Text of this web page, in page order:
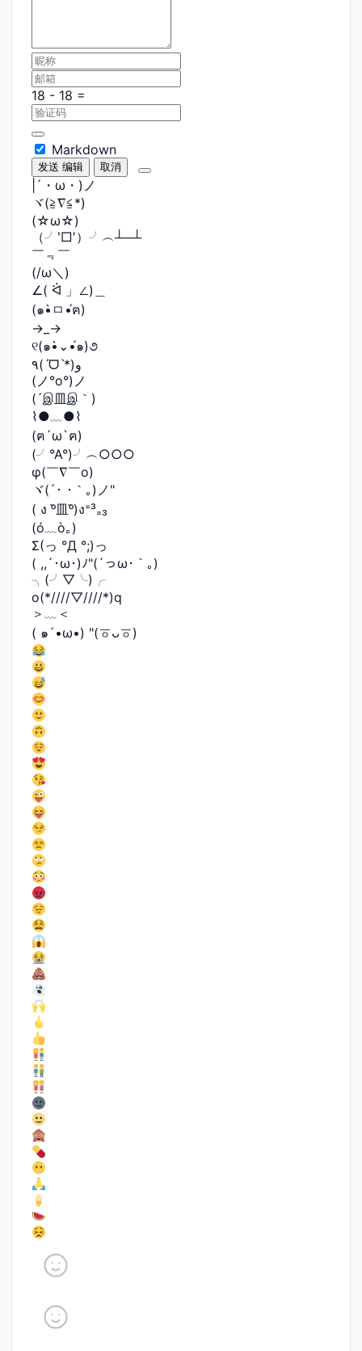
Markdown
发送 编辑 取消
|´・ω・)ノ
ヾ(≧∇≦*)ゝ
(☆ω☆)
（╯‵□′）╯︵┴─┴
￣﹃￣
(/ω＼)
∠( ᐛ 」∠)＿
(๑•̀ㅁ•́ฅ)
→_→
୧(๑•̀⌄•́๑)૭
٩(ˊᗜˋ*)و
(ノ°ο°)ノ
(´இ皿இ｀)
⌇●﹏●⌇
(ฅ´ω`ฅ)
(╯°A°)╯︵○○○
φ(￣∇￣o)
ヾ(´･ ･｀｡)ノ"
( ง ᵒ̌皿ᵒ̌)ง⁼³₌₃
(ó﹏ò｡)
Σ(っ °Д °;)っ
( ,,´･ω･)ﾉ"(´っω･｀｡)
╮(╯▽╰)╭
o(*////▽////*)q
＞﹏＜
( ๑´•ω•) "(ㆆᴗㆆ)